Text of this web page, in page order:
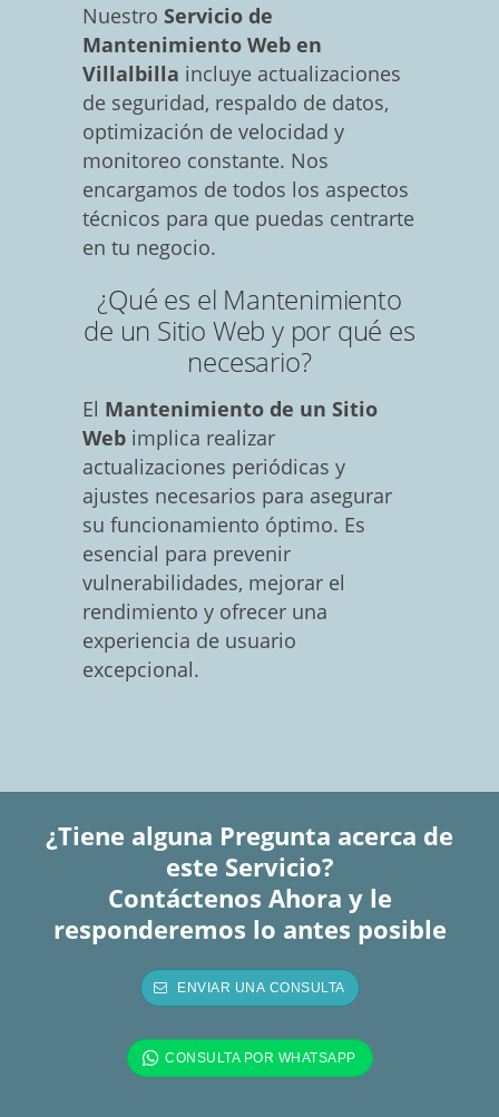
Nuestro Servicio de
Mantenimiento Web en
Villalbilla incluye actualizaciones
de seguridad, respaldo de datos,
optimización de velocidad y
monitoreo constante. Nos
encargamos de todos los aspectos
técnicos para que puedas centrarte
en tu negocio.
¿Qué es el Mantenimiento
de un Sitio Web y por qué es
necesario?
El Mantenimiento de un Sitio
Web implica realizar
actualizaciones periódicas y
ajustes necesarios para asegurar
su funcionamiento óptimo. Es
esencial para prevenir
vulnerabilidades, mejorar el
rendimiento y ofrecer una
experiencia de usuario
excepcional.
¿Tiene alguna Pregunta acerca de
este Servicio?
Contáctenos Ahora y le
responderemos lo antes posible